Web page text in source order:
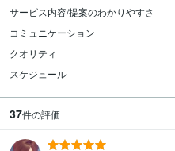
サービス内容/提案のわかりやすさ
コミュニケーション
クオリティ
スケジュール
37件の評価